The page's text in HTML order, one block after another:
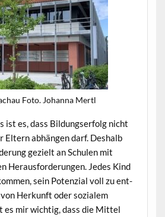
Foto. Johan­na Mertl
ist es, dass Bil­dungser­folg nicht
Eltern abhän­gen darf. Deshalb
gezielt an Schulen mit
Her­aus­forderun­gen. Jedes Kind
sein Poten­zial voll zu ent­
Herkun­ft oder sozialem
es mir wichtig, dass die Mit­tel